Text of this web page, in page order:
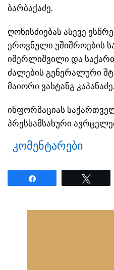
ბარბაქაძე.
ღონისძიებას ასევე
ეროვნული უშიშროების
იმერლიშვილი და
ძალების გენერალური
მაიორი ვახტანგ კაპანაძე.
ინფორმაციას
პრესსამსახური
კომენტარები